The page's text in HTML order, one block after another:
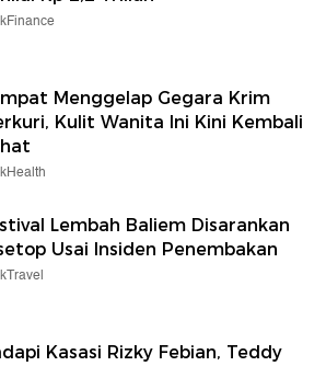
Menggelap Gegara Krim
Kulit Wanita Ini Kini Kembali
Lembah Baliem Disarankan
Usai Insiden Penembakan
Kasasi Rizky Febian, Teddy